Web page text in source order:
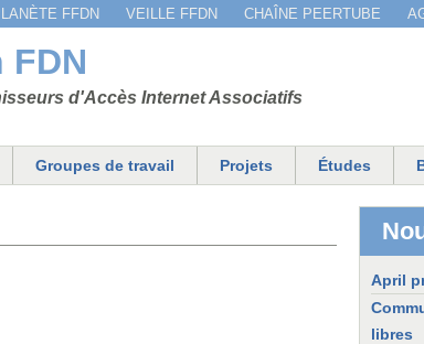
Jump to navigation
FDN
d'Accès Internet Associatifs
FFDN VEILLE FFDN CHAÎNE PEERTUBE
Groupes de travail Projets Études
April
libres